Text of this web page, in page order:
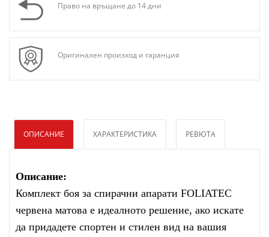
Право на връщане до 14 дни
Оригинален произход и гаранция
ОПИСАНИЕ ХАРАКТЕРИСТИКА РЕВЮТА
Описание:
Комплект боя за спирачни апарати FOLIATEC
червена матова е идеалното решение, ако искате
да придадете спортен и стилен вид на вашия